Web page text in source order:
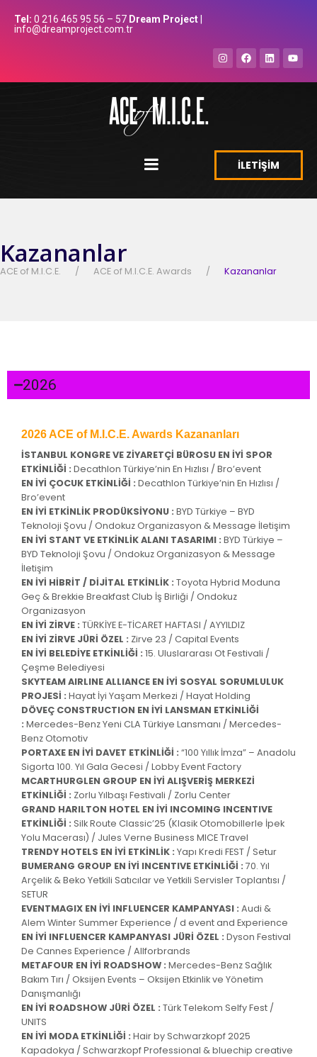
Tel: 0 216 465 95 56 – 57 Dream Project
info@dreamproject.com.tr
İLETİŞİM
Kazananlar
ACE of M.I.C.E. ACE of M.I.C.E. Awards Kazananlar
2026
2026 ACE of M.I.C.E. Awards Kazananları
İSTANBUL KONGRE VE ZİYARETÇİ BÜROSU EN İYİ SPOR
ETKİNLİĞİ : Decathlon Türkiye’nin En Hızlısı / Bro’event
EN İYİ ÇOCUK ETKİNLİĞİ : Decathlon Türkiye’nin En Hızlısı /
Bro’event
EN İYİ ETKİNLİK PRODÜKSİYONU : BYD Türkiye – BYD
Teknoloji Şovu / Ondokuz Organizasyon & Message İletişim
EN İYİ STANT VE ETKİNLİK ALANI TASARIMI : BYD Türkiye –
BYD Teknoloji Şovu / Ondokuz Organizasyon & Message
İletişim
EN İYİ HİBRİT / DİJİTAL ETKİNLİK : Toyota Hybrid Moduna
Geç & Brekkie Breakfast Club İş Birliği / Ondokuz
Organizasyon
EN İYİ ZİRVE : TÜRKİYE E-TİCARET HAFTASI / AYYILDIZ
EN İYİ ZİRVE JÜRİ ÖZEL : Zirve 23 / Capital Events
EN İYİ BELEDİYE ETKİNLİĞİ : 15. Uluslararası Ot Festivali /
Çeşme Belediyesi
SKYTEAM AIRLINE ALLIANCE EN İYİ SOSYAL SORUMLULUK
PROJESİ : Hayat İyi Yaşam Merkezi / Hayat Holding
DÖVEÇ CONSTRUCTION EN İYİ LANSMAN ETKİNLİĞİ
: Mercedes-Benz Yeni CLA Türkiye Lansmanı / Mercedes-
Benz Otomotiv
PORTAXE EN İYİ DAVET ETKİNLİĞİ : “100 Yıllık İmza” – Anadolu
Sigorta 100. Yıl Gala Gecesi / Lobby Event Factory
MCARTHURGLEN GROUP EN İYİ ALIŞVERİŞ MERKEZİ
ETKİNLİĞİ : Zorlu Yılbaşı Festivali / Zorlu Center
GRAND HARILTON HOTEL EN İYİ INCOMING INCENTIVE
ETKİNLİĞİ : Silk Route Classic’25 (Klasik Otomobillerle İpek
Yolu Macerası) / Jules Verne Business MICE Travel
TRENDY HOTELS EN İYİ ETKİNLİK : Yapı Kredi FEST / Setur
BUMERANG GROUP EN İYİ INCENTIVE ETKİNLİĞİ : 70. Yıl
Arçelik & Beko Yetkili Satıcılar ve Yetkili Servisler Toplantısı /
SETUR
EVENTMAGIX EN İYİ INFLUENCER KAMPANYASI : Audi &
Alem Winter Summer Experience / d event and Experience
EN İYİ INFLUENCER KAMPANYASI JÜRİ ÖZEL : Dyson Festival
De Cannes Experience / Allforbrands
METAFOUR EN İYİ ROADSHOW : Mercedes-Benz Sağlık
Bakım Tırı / Oksijen Events – Oksijen Etkinlik ve Yönetim
Danışmanlığı
EN İYİ ROADSHOW JÜRİ ÖZEL : Türk Telekom Selfy Fest /
UNITS
EN İYİ MODA ETKİNLİĞİ : Hair by Schwarzkopf 2025
Kapadokya / Schwarzkopf Professional & bluechip creative